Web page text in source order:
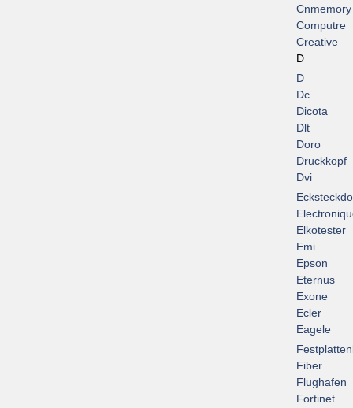
Cnmemory
Computre
Creative
D
D
Dc
Dicota
Dlt
Doro
Druckkopf
Dvi
Elkotester
Emi
Epson
Eternus
Exone
Ecler
Eagele
Fiber
Flughafen
Fortinet